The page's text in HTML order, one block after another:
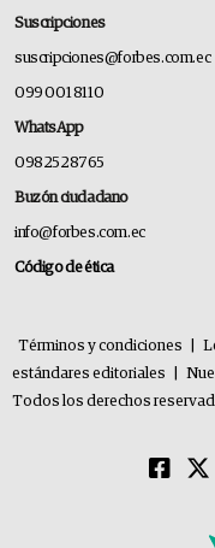
Suscripciones
suscripciones@forbes.com.ec
099 001 8110
WhatsApp
0982528765
Buzón ciudadano
info@forbes.com.ec
Código de ética
Términos y condiciones
estándares editoriales
Todos los derechos